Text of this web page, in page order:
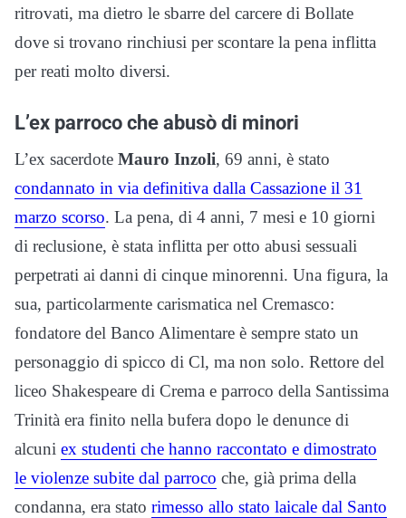
ritrovati, ma dietro le sbarre del carcere di Bollate
dove si trovano rinchiusi per scontare la pena inflitta
per reati molto diversi.
L’ex parroco che abusò di minori
L’ex sacerdote Mauro Inzoli, 69 anni, è stato
condannato in via definitiva dalla Cassazione il 31
marzo scorso. La pena, di 4 anni, 7 mesi e 10 giorni
di reclusione, è stata inflitta per otto abusi sessuali
perpetrati ai danni di cinque minorenni. Una figura, la
sua, particolarmente carismatica nel Cremasco:
fondatore del Banco Alimentare è sempre stato un
personaggio di spicco di Cl, ma non solo. Rettore del
liceo Shakespeare di Crema e parroco della Santissima
Trinità era finito nella bufera dopo le denunce di
alcuni ex studenti che hanno raccontato e dimostrato
le violenze subite dal parroco che, già prima della
condanna, era stato rimesso allo stato laicale dal Santo